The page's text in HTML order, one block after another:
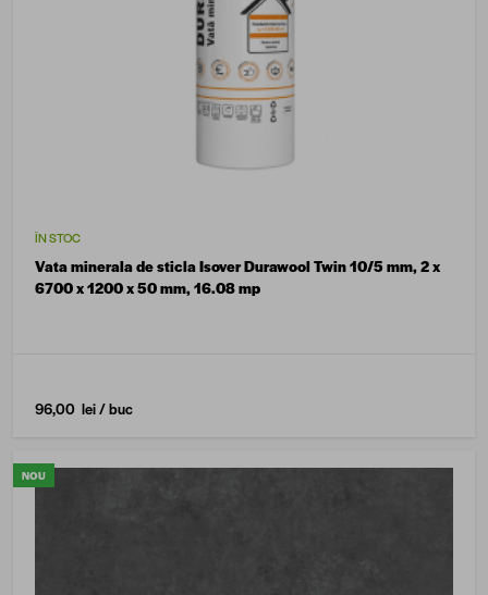
ÎN STOC
Vata minerala de sticla Isover Durawool Twin 10/5 mm, 2 x
6700 x 1200 x 50 mm, 16.08 mp
96,00 lei/ buc
NOU